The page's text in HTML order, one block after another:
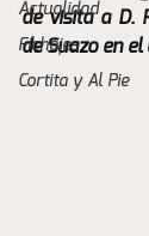
Actualidad
Fichajes
Cortita y Al Pie
de visita a D.
de Suazo en